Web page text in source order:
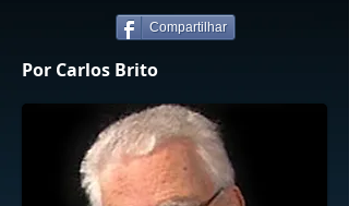
Compartilhar
Por Carlos Brito